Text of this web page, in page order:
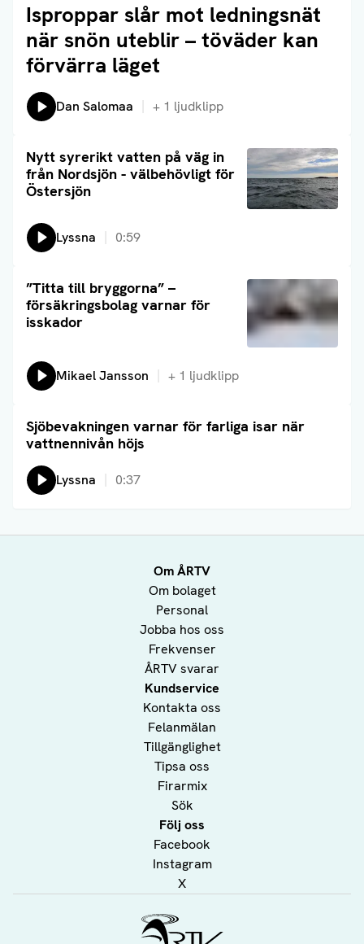
Isproppar slår mot ledningsnät
när snön uteblir – töväder kan
förvärra läget
Läs artikel
Lyssna på:
Dan Salomaa + 1 ljudklipp
Nytt syrerikt vatten på väg in
från Nordsjön - välbehövligt för
Östersjön
Läs artikel
Lyssna 0:59
”Titta till bryggorna” –
försäkringsbolag varnar för
isskador
Läs artikel
Lyssna på:
Mikael Jansson + 1 ljudklipp
Sjöbevakningen varnar för farliga isar när
vattnennivån höjs
Läs artikel
Lyssna 0:37
Om ÅRTV
Om bolaget
Personal
Jobba hos oss
Frekvenser
ÅRTV svarar
Kundservice
Kontakta oss
Felanmälan
Tillgänglighet
Tipsa oss
Firarmix
Sök
Följ oss
Facebook
Instagram
X